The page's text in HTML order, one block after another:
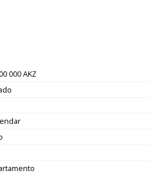
000 AKZ